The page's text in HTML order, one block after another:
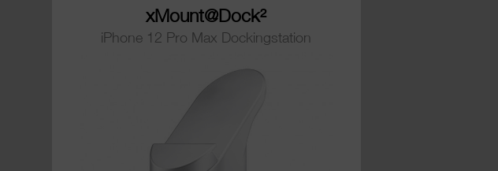
xMount@Dock²
iPhone 12 Pro Max Dockingstation